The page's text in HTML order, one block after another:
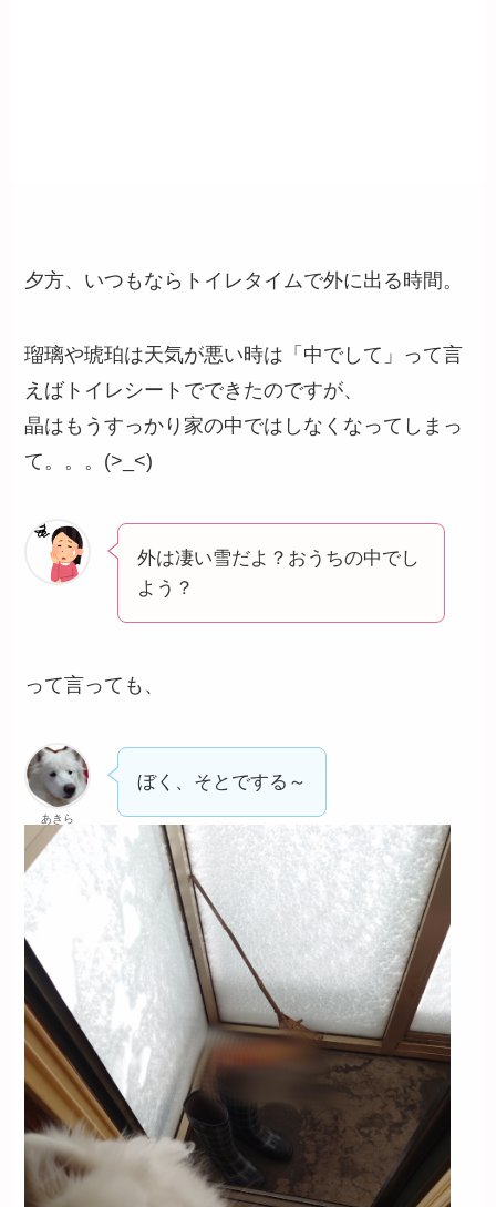
夕方、いつもならトイレタイムで外に出る時間。
瑠璃や琥珀は天気が悪い時は「中でして」って言
えばトイレシートでできたのですが、
晶はもうすっかり家の中ではしなくなってしまっ
て。。。(>_<)
外は凄い雪だよ？おうちの中でし
よう？
って言っても、
あきら
ぼく、そとでする～